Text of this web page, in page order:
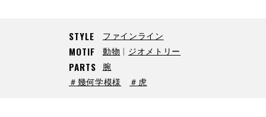
STYLE ファインライン
MOTIF 動物 ジオメトリー
PARTS
腕
＃幾何学模様
＃虎